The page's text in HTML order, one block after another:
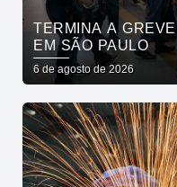
TERMINA A
EM SÃO PAULO
6 de agosto de 2026